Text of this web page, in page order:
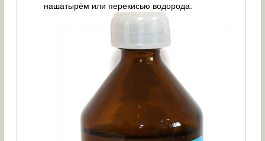
нашатырём или перекисью водорода.